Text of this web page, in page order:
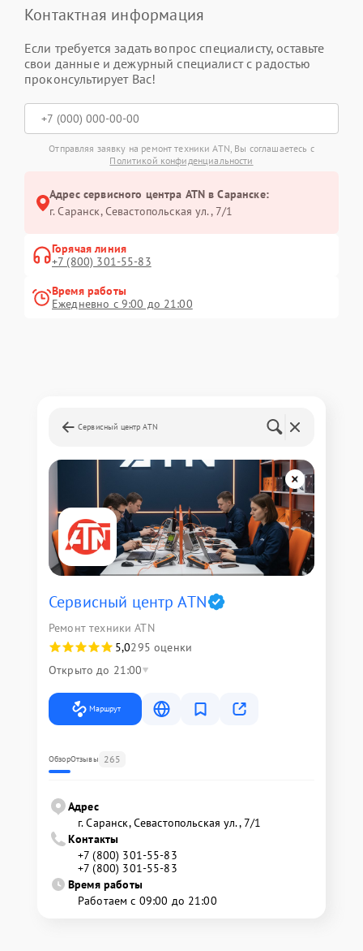
Контактная информация
Если требуется задать вопрос специалисту, оставьте
свои данные и дежурный специалист с радостью
проконсультирует Вас!
Отправляя заявку на ремонт техники ATN, Вы соглашаетесь с
Политикой конфиденциальности
Адрес сервисного центра ATN в Саранске:
г. Саранск, Севастопольская ул., 7/1
Горячая линия
+7 (800) 301-55-83
Время работы
Ежедневно с 9:00 до 21:00
Сервисный центр ATN
Сервисный центр ATN
Ремонт техники ATN
5,0295 оценки
Открыто до 21:00
Маршрут
ОбзорОтзывы 265
Адрес
г. Саранск, Севастопольская ул., 7/1
Контакты
+7 (800) 301-55-83
+7 (800) 301-55-83
Время работы
Работаем с 09:00 до 21:00